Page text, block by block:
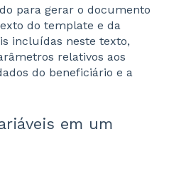
para gerar o documento
do template e da
incluídas neste texto,
relativos aos
do beneficiário e a
em um